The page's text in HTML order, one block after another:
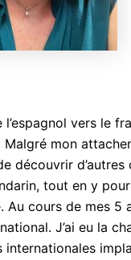
vers le
mon
tout en y
cours de mes
J’ai eu la